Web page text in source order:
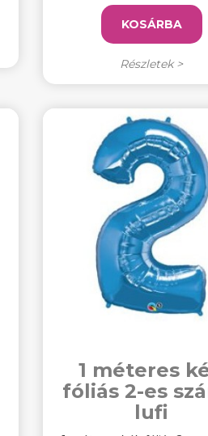
KOSÁRBA
Részletek >
1 méteres
fóliás 2-es
lufi